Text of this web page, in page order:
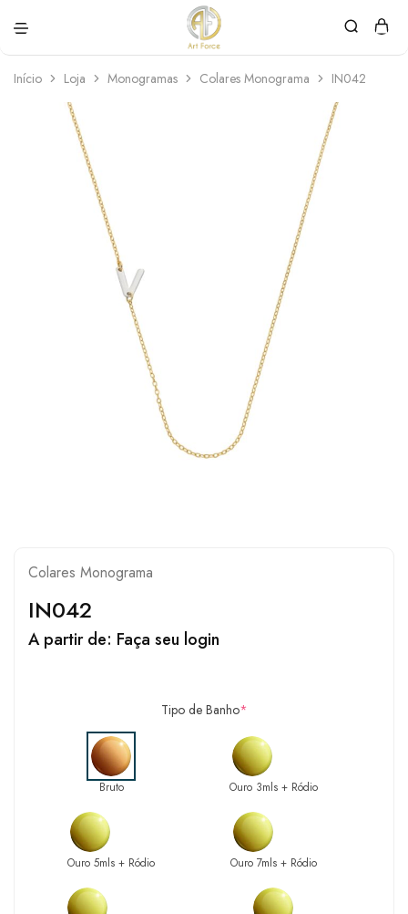
Force
personalizadas
Início Loja Monogramas Colares Monograma IN042
Colares Monograma
IN042
A partir de: Faça seu login
Tipo de Banho*
Bruto Ouro 3mls + Ródio
Ouro 5mls + Ródio Ouro 7mls + Ródio